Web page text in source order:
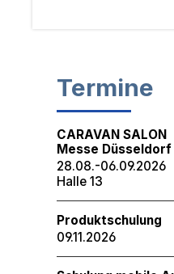
Termine
CARAVAN SALON
Messe Düsseldorf
28.08.-06.09.2026
Halle 13
Produktschulung
09.11.2026